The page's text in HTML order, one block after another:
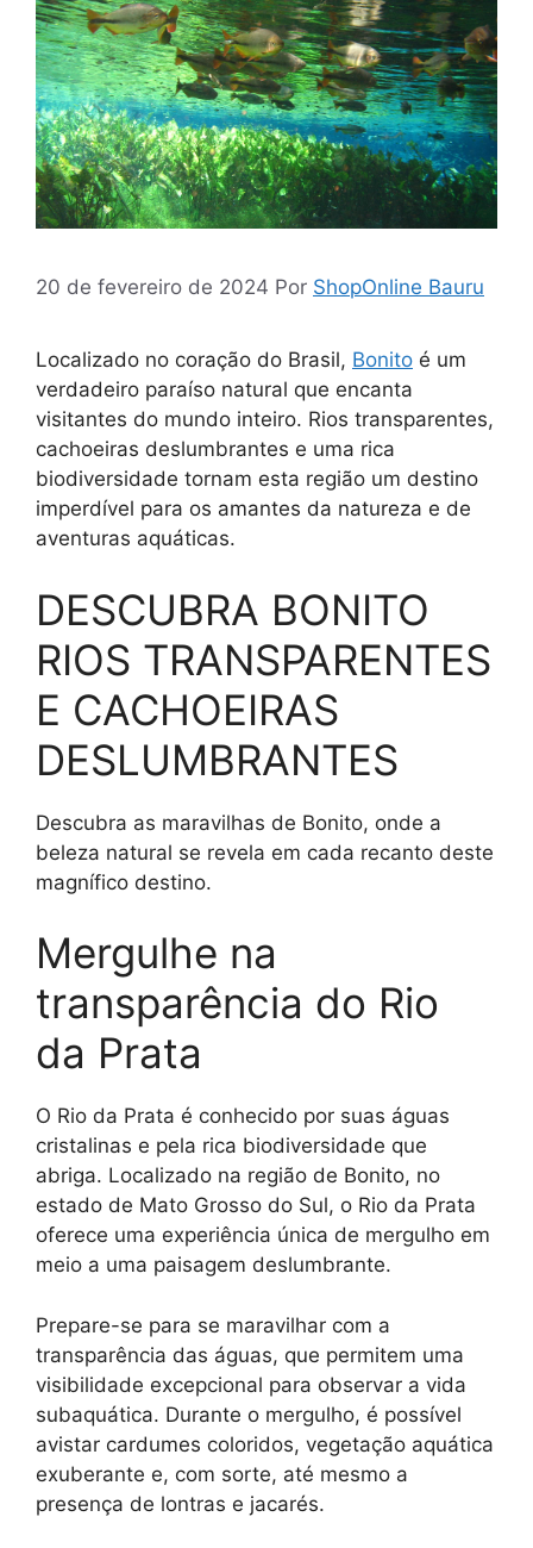
20 de fevereiro de 2024 Por ShopOnline Bauru
Localizado no coração do Brasil, Bonito é um
verdadeiro paraíso natural que encanta
visitantes do mundo inteiro. Rios transparentes,
cachoeiras deslumbrantes e uma rica
biodiversidade tornam esta região um destino
imperdível para os amantes da natureza e de
aventuras aquáticas.
DESCUBRA BONITO
RIOS TRANSPARENTES
E CACHOEIRAS
DESLUMBRANTES
Descubra as maravilhas de Bonito, onde a
beleza natural se revela em cada recanto deste
magnífico destino.
Mergulhe na
transparência do Rio
da Prata
O Rio da Prata é conhecido por suas águas
cristalinas e pela rica biodiversidade que
abriga. Localizado na região de Bonito, no
estado de Mato Grosso do Sul, o Rio da Prata
oferece uma experiência única de mergulho em
meio a uma paisagem deslumbrante.
Prepare-se para se maravilhar com a
transparência das águas, que permitem uma
visibilidade excepcional para observar a vida
subaquática. Durante o mergulho, é possível
avistar cardumes coloridos, vegetação aquática
exuberante e, com sorte, até mesmo a
presença de lontras e jacarés.